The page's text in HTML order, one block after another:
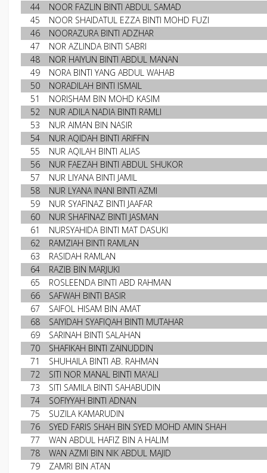
44
NOOR FAZLIN BINTI ABDUL SAMAD
45
NOOR SHAIDATUL EZZA BINTI MOHD FUZI
46
NOORAZURA BINTI ADZHAR
47
NOR AZLINDA BINTI SABRI
48
NOR HAIYUN BINTI ABDUL MANAN
49
NORA BINTI YANG ABDUL WAHAB
50
NORADILAH BINTI ISMAIL
51
NORISHAM BIN MOHD KASIM
52
NUR ADILA NADIA BINTI RAMLI
53
NUR AIMAN BIN NASIR
54
NUR AQIDAH BINTI ARIFFIN
55
NUR AQILAH BINTI ALIAS
56
NUR FAEZAH BINTI ABDUL SHUKOR
57
NUR LIYANA BINTI JAMIL
58
NUR LYANA INANI BINTI AZMI
59
NUR SYAFINAZ BINTI JAAFAR
60
NUR SHAFINAZ BINTI JASMAN
61
NURSYAHIDA BINTI MAT DASUKI
62
RAMZIAH BINTI RAMLAN
63
RASIDAH RAMLAN
64
RAZIB BIN MARJUKI
65
ROSLEENDA BINTI ABD RAHMAN
66
SAFWAH BINTI BASIR
67
SAIFOL HISAM BIN AMAT
68
SAIYIDAH SYAFIQAH BINTI MUTAHAR
69
SARINAH BINTI SALAHAN
70
SHAFIKAH BINTI ZAINUDDIN
71
SHUHAILA BINTI AB. RAHMAN
72
SITI NOR MANAL BINTI MA'ALI
73
SITI SAMILA BINTI SAHABUDIN
74
SOFIYYAH BINTI ADNAN
75
SUZILA KAMARUDIN
76
SYED FARIS SHAH BIN SYED MOHD AMIN SHAH
77
WAN ABDUL HAFIZ BIN A HALIM
78
WAN AZMI BIN NIK ABDUL MAJID
79
ZAMRI BIN ATAN